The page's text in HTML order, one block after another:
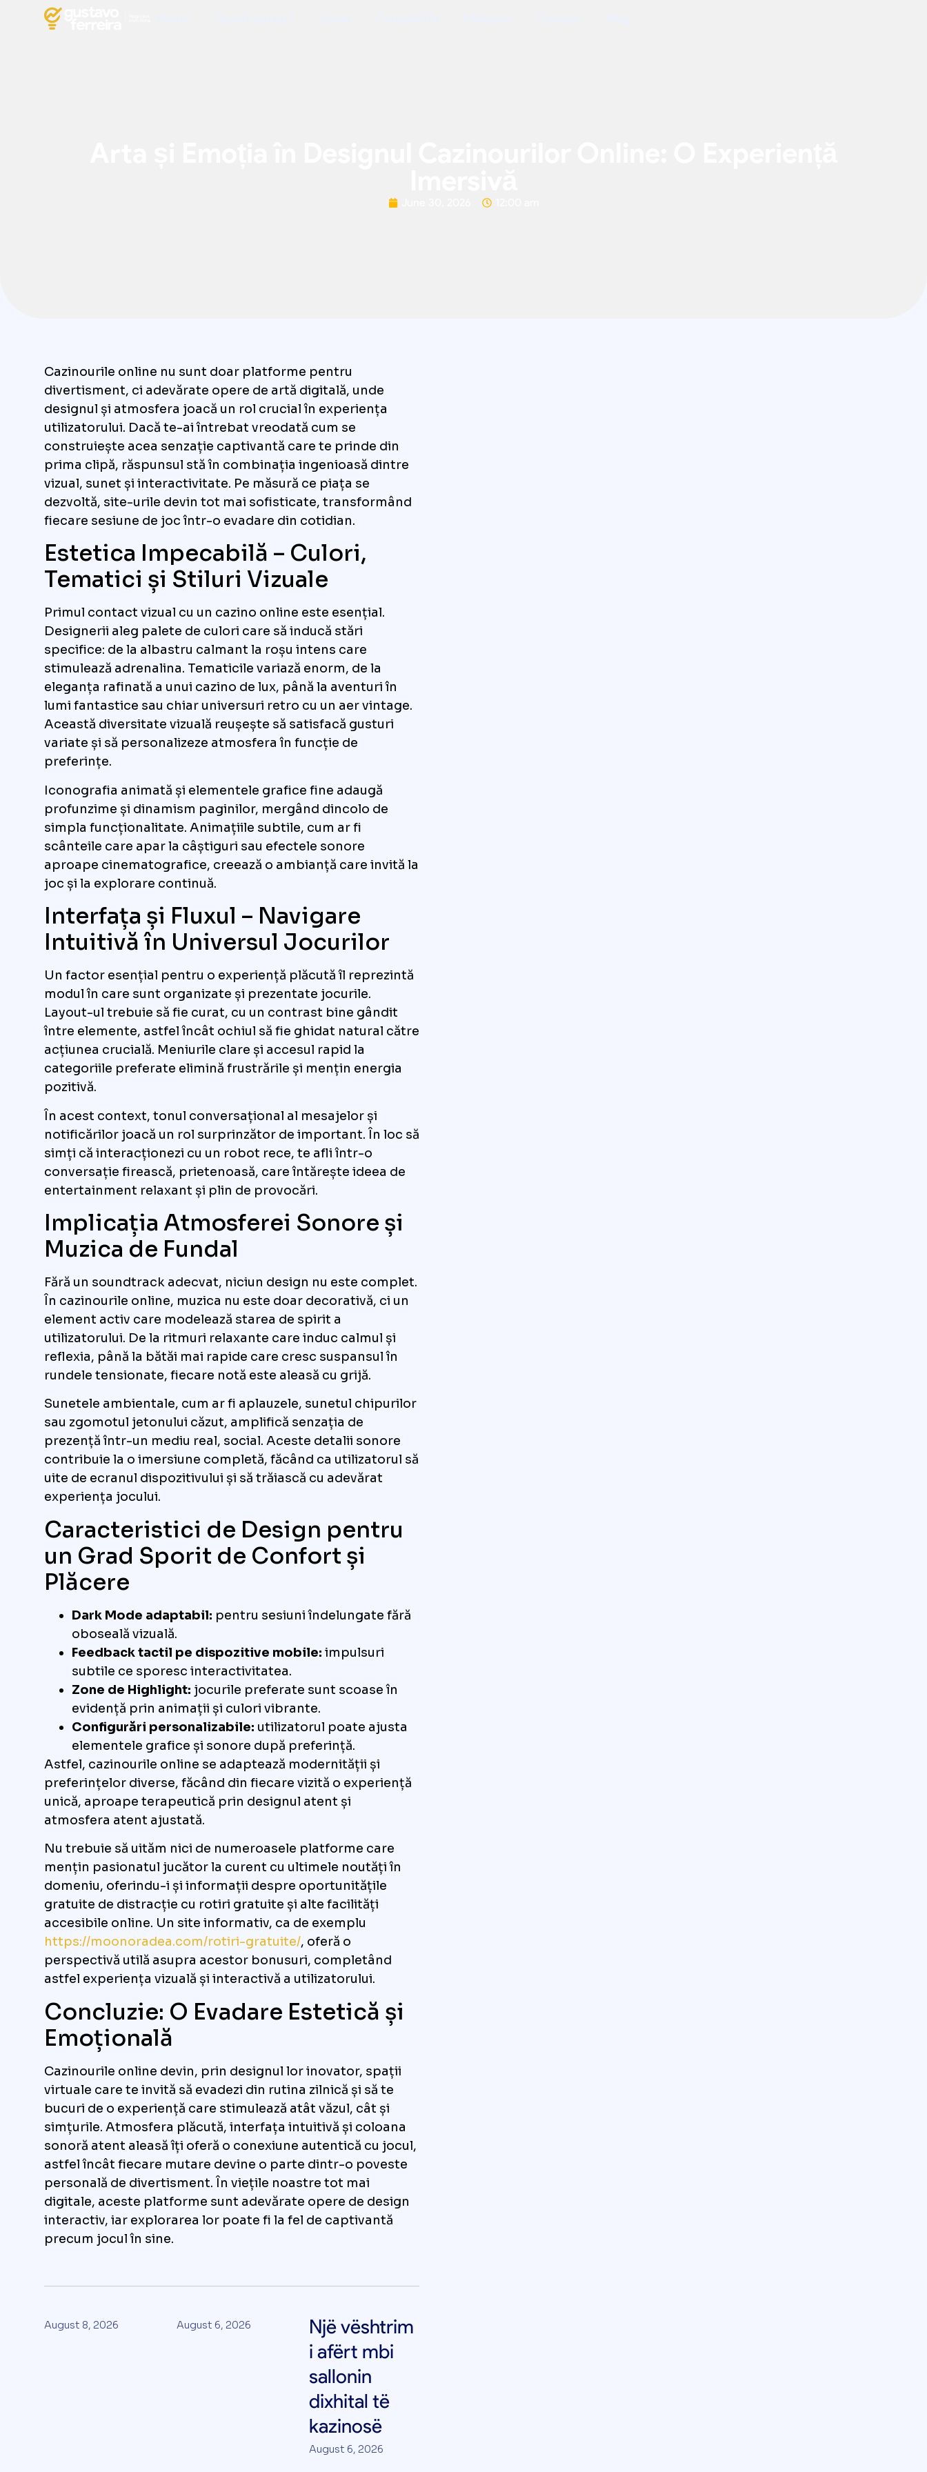
Cazinourile online nu sunt doar platforme pentru
divertisment, ci adevărate opere de artă digitală, unde
designul și atmosfera joacă un rol crucial în experiența
utilizatorului. Dacă te-ai întrebat vreodată cum se
construiește acea senzație captivantă care te prinde din
prima clipă, răspunsul stă în combinația ingenioasă dintre
vizual, sunet și interactivitate. Pe măsură ce piața se
dezvoltă, site-urile devin tot mai sofisticate, transformând
fiecare sesiune de joc într-o evadare din cotidian.
Estetica Impecabilă – Culori,
Tematici și Stiluri Vizuale
Primul contact vizual cu un cazino online este esențial.
Designerii aleg palete de culori care să inducă stări
specifice: de la albastru calmant la roșu intens care
stimulează adrenalina. Tematicile variază enorm, de la
eleganța rafinată a unui cazino de lux, până la aventuri în
lumi fantastice sau chiar universuri retro cu un aer vintage.
Această diversitate vizuală reușește să satisfacă gusturi
variate și să personalizeze atmosfera în funcție de
preferințe.
Iconografia animată și elementele grafice fine adaugă
profunzime și dinamism paginilor, mergând dincolo de
simpla funcționalitate. Animațiile subtile, cum ar fi
scânteile care apar la câștiguri sau efectele sonore
aproape cinematografice, creează o ambianță care invită la
joc și la explorare continuă.
Interfața și Fluxul – Navigare
Intuitivă în Universul Jocurilor
Un factor esențial pentru o experiență plăcută îl reprezintă
modul în care sunt organizate și prezentate jocurile.
Layout-ul trebuie să fie curat, cu un contrast bine gândit
între elemente, astfel încât ochiul să fie ghidat natural către
acțiunea crucială. Meniurile clare și accesul rapid la
categoriile preferate elimină frustrările și mențin energia
pozitivă.
În acest context, tonul conversațional al mesajelor și
notificărilor joacă un rol surprinzător de important. În loc să
simți că interacționezi cu un robot rece, te afli într-o
conversație firească, prietenoasă, care întărește ideea de
entertainment relaxant și plin de provocări.
Implicația Atmosferei Sonore și
Muzica de Fundal
Fără un soundtrack adecvat, niciun design nu este complet.
În cazinourile online, muzica nu este doar decorativă, ci un
element activ care modelează starea de spirit a
utilizatorului. De la ritmuri relaxante care induc calmul și
reflexia, până la bătăi mai rapide care cresc suspansul în
rundele tensionate, fiecare notă este aleasă cu grijă.
Sunetele ambientale, cum ar fi aplauzele, sunetul chipurilor
sau zgomotul jetonului căzut, amplifică senzația de
prezență într-un mediu real, social. Aceste detalii sonore
contribuie la o imersiune completă, făcând ca utilizatorul să
uite de ecranul dispozitivului și să trăiască cu adevărat
experiența jocului.
Caracteristici de Design pentru
un Grad Sporit de Confort și
Plăcere
Dark Mode adaptabil: pentru sesiuni îndelungate fără
oboseală vizuală.
Feedback tactil pe dispozitive mobile: impulsuri
subtile ce sporesc interactivitatea.
Zone de Highlight: jocurile preferate sunt scoase în
evidență prin animații și culori vibrante.
Configurări personalizabile: utilizatorul poate ajusta
elementele grafice și sonore după preferință.
Astfel, cazinourile online se adaptează modernității și
preferințelor diverse, făcând din fiecare vizită o experiență
unică, aproape terapeutică prin designul atent și
atmosfera atent ajustată.
Nu trebuie să uităm nici de numeroasele platforme care
mențin pasionatul jucător la curent cu ultimele noutăți în
domeniu, oferindu-i și informații despre oportunitățile
gratuite de distracție cu rotiri gratuite și alte facilități
accesibile online. Un site informativ, ca de exemplu
https://moonoradea.com/rotiri-gratuite/, oferă o
perspectivă utilă asupra acestor bonusuri, completând
astfel experiența vizuală și interactivă a utilizatorului.
Concluzie: O Evadare Estetică și
Emoțională
Cazinourile online devin, prin designul lor inovator, spații
virtuale care te invită să evadezi din rutina zilnică și să te
bucuri de o experiență care stimulează atât văzul, cât și
simțurile. Atmosfera plăcută, interfața intuitivă și coloana
sonoră atent aleasă îți oferă o conexiune autentică cu jocul,
astfel încât fiecare mutare devine o parte dintr-o poveste
personală de divertisment. În viețile noastre tot mai
digitale, aceste platforme sunt adevărate opere de design
interactiv, iar explorarea lor poate fi la fel de captivantă
precum jocul în sine.
August 8, 2026 August 6, 2026
Një vështrim
i afërt mbi
sallonin
dixhital të
kazinosë
August 6, 2026